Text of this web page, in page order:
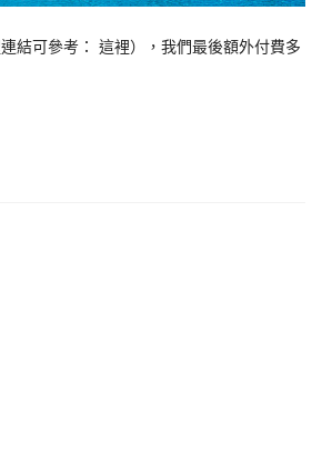
結可參考： 這裡），我們最後額外付費多